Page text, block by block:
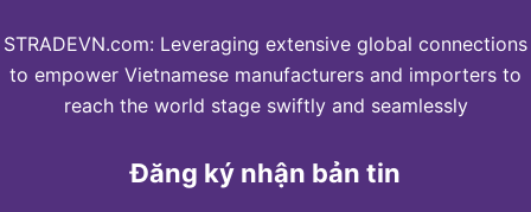
STRADEVN.com: Leveraging extensive global connections
to empower Vietnamese manufacturers and importers to
reach the world stage swiftly and seamlessly
Đăng ký nhận bản tin